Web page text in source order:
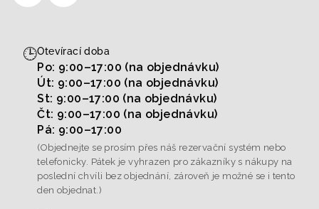
🕒Otevírací doba
Po: 9:00–17:00 (na objednávku)
Út: 9:00–17:00 (na objednávku)
St: 9:00–17:00 (na objednávku)
Čt: 9:00–17:00 (na objednávku)
Pá: 9:00–17:00
(Objednejte se prosím přes náš rezervační systém nebo
telefonicky. Pátek je vyhrazen pro zákazníky s nákupy na
poslední chvíli bez objednání, zároveň je možné se i tento
den objednat.)